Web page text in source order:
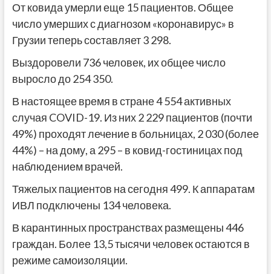
От ковида умерли еще 15 пациентов. Общее
число умерших с диагнозом «коронавирус» в
Грузии теперь составляет 3 298.
Выздоровели 736 человек, их общее число
выросло до 254 350.
В настоящее время в стране 4 554 активных
случая COVID-19. Из них 2 229 пациентов (почти
49%) проходят лечение в больницах, 2 030 (более
44%) – на дому, а 295 – в ковид-гостиницах под
наблюдением врачей.
Тяжелых пациентов на сегодня 499. К аппаратам
ИВЛ подключены 134 человека.
В карантинных пространствах размещены 446
граждан. Более 13,5 тысячи человек остаются в
режиме самоизоляции.